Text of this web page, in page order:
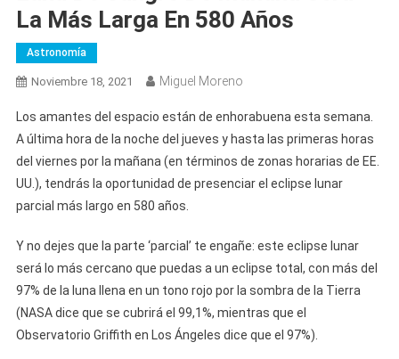
La Más Larga En 580 Años
Astronomía
Noviembre 18, 2021 Miguel Moreno
Los amantes del espacio están de enhorabuena esta semana.
A última hora de la noche del jueves y hasta las primeras horas
del viernes por la mañana (en términos de zonas horarias de EE.
UU.), tendrás la oportunidad de presenciar el eclipse lunar
parcial más largo en 580 años.
Y no dejes que la parte ‘parcial’ te engañe: este eclipse lunar
será lo más cercano que puedas a un eclipse total, con más del
97% de la luna llena en un tono rojo por la sombra de la Tierra
(NASA dice que se cubrirá el 99,1%, mientras que el
Observatorio Griffith en Los Ángeles dice que el 97%).